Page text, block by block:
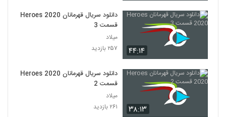
۴۴:۱۴
دانلود سریال قهرمانان Heroes 2020
قسمت 3
میلاد
۲۵۷ بازدید
۳۸:۱۳
دانلود سریال قهرمانان Heroes 2020
قسمت 2
میلاد
۲۶۱ بازدید